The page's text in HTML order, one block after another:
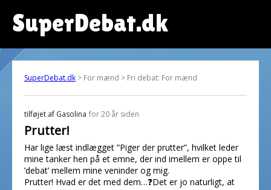
SuperDebat.dk
SuperDebat.dk > For mænd > Fri debat: For mænd
tilføjet af Gasolina for 20 år siden
Prutter!
Har lige læst indlægget ”Piger der prutter”, hvilket leder
mine tanker hen på et emne, der ind imellem er oppe til
’debat’ mellem mine veninder og mig.
Prutter! Hvad er det med dem…❓Det er jo naturligt, at